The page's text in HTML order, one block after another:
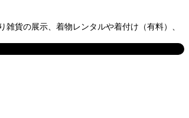
貨の展示、着物レンタルや着付け（有料）、